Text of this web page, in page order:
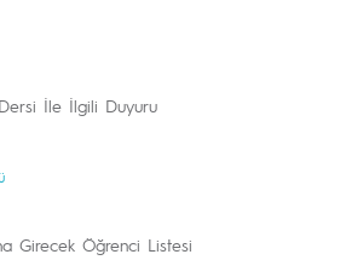
İle İlgili Duyuru
Girecek Öğrenci Listesi